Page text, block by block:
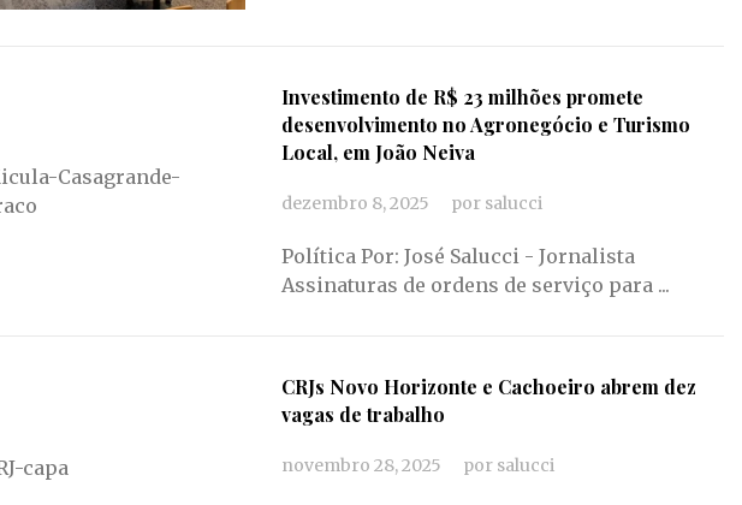
Investimento de R$ 23 milhões promete
desenvolvimento no Agronegócio e Turismo
Local, em João Neiva
dezembro 8, 2025 por salucci
Política Por: José Salucci - Jornalista
Assinaturas de ordens de serviço para ...
CRJs Novo Horizonte e Cachoeiro abrem dez
vagas de trabalho
novembro 28, 2025 por salucci